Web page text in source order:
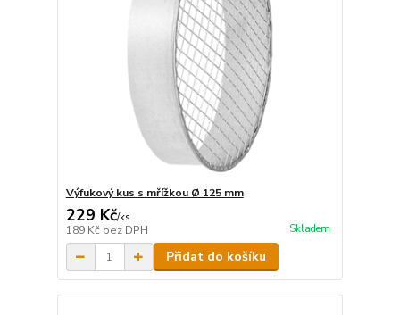
Výfukový kus s mřížkou Ø 125 mm
229 Kč/ks
189 Kč bez DPH Skladem
Přidat do košíku